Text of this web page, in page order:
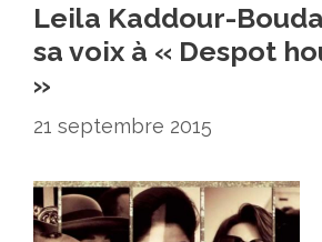
Leila Kaddour-
sa voix à « Despot
»
21 septembre 2015